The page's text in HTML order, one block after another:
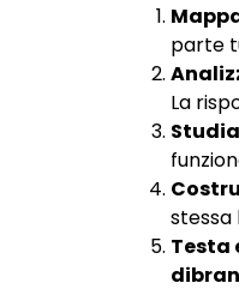
parte
La
stessa
Testa